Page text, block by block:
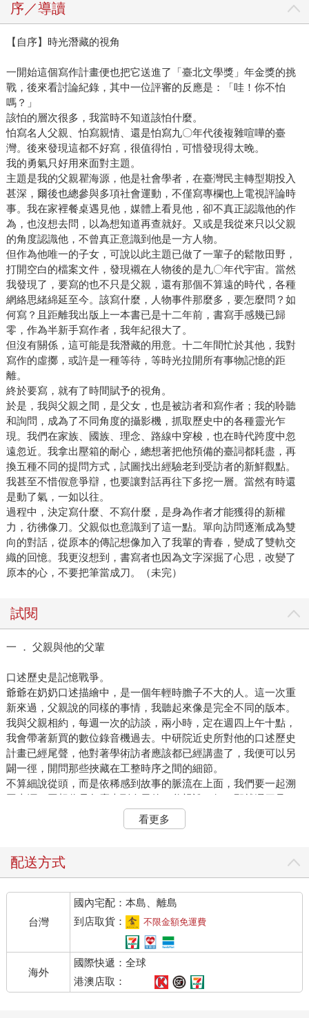
序／導讀
【自序】時光潛藏的視角
一開始這個寫作計畫便也把它送進了「臺北文學獎」年金獎的挑
戰，後來看討論紀錄，其中一位評審的反應是：「哇！你不怕
嗎？」
該怕的層次很多，我當時不知道該怕什麼。
怕寫名人父親、怕寫親情、還是怕寫九〇年代後複雜喧嘩的臺
灣。後來發現這都不好寫，很值得怕，可惜發現得太晚。
我的勇氣只好用來面對主題。
主題是我的父親瞿海源，他是社會學者，在臺灣民主轉型期投入
甚深，爾後也總參與多項社會運動，不僅寫專欄也上電視評論時
事。我在家裡餐桌遇見他，媒體上看見他，卻不真正認識他的作
為，也沒想去問，以為想知道再查就好。又或是我從來只以父親
的角度認識他，不曾真正意識到他是一方人物。
但作為他唯一的子女，可說以此主題已做了一輩子的鬆散田野，
打開空白的檔案文件，發現襯在人物後的是九〇年代宇宙。當然
我發現了，要寫的也不只是父親，還有那個不算遠的時代，各種
網絡思緒綿延至今。該寫什麼，人物事件那麼多，要怎麼問？如
何寫？且距離我出版上一本書已是十二年前，書寫手感幾已歸
零，作為半新手寫作者，我年紀很大了。
但沒有關係，這可能是我潛藏的用意。十二年間忙於其他，我對
寫作的虛擲，或許是一種等待，等時光拉開所有事物記憶的距
離。
終於要寫，就有了時間賦予的視角。
於是，我與父親之間，是父女，也是被訪者和寫作者；我的聆聽
和詢問，成為了不同角度的攝影機，抓取歷史中的各種靈光乍
現。我們在家族、國族、理念、路線中穿梭，也在時代跨度中忽
遠忽近。我拿出壓箱的耐心，總想著把他預備的臺詞都耗盡，再
換五種不同的提問方式，試圖找出經驗老到受訪者的新鮮觀點。
我甚至不惜假意爭辯，也要讓對話再往下多挖一層。當然有時還
是動了氣，一如以往。
過程中，決定寫什麼、不寫什麼，是身為作者才能獲得的新權
力，彷彿像刀。父親似也意識到了這一點。單向訪問逐漸成為雙
向的對話，從原本的傳記想像加入了我輩的青春，變成了雙軌交
織的回憶。我更沒想到，書寫者也因為文字深掘了心思，改變了
原本的心，不要把筆當成刀。（未完）
試閱
一 ． 父親與他的父輩
口述歷史是記憶戰爭。
爺爺在奶奶口述描繪中，是一個年輕時膽子不大的人。這一次重
新來過，父親說的同樣的事情，我聽起來像是完全不同的版本。
我與父親相約，每週一次的訪談，兩小時，定在週四上午十點，
我會帶著新買的數位錄音機過去。中研院近史所對他的口述歷史
計畫已經尾聲，他對著學術訪者應該都已經講盡了，我便可以另
闢一徑，開問那些挾藏在工整時序之間的細節。
不算細說從頭，而是依稀感到故事的脈流在上面，我們要一起溯
回上源，回想你是怎麼走到今天的。父親說，好。那就週四見，
兩個兒子還在幼稚園時就常常輪流問我，媽媽的媽媽是誰呀，媽
的媽媽呢？魚類、爬蟲類、細胞，一路推演上去，直到了宇宙大
缺乏回答的自信，愈講愈懦弱，只好開始想辦法。從近一點的開
新竹機場附近，瞿順卿在家裡小院開工廠，生意還行。
他做的煤油爐子已經銷到新竹以外，這樣的規模要補貼一家八口
算是穩當了。可這生意不是正職，瞿順卿白天是空軍基地士官
看更多
配送方式
台灣
國內宅配：本島、離島
到店取貨：
不限金額免運費
海外
國際快遞：全球
港澳店取：